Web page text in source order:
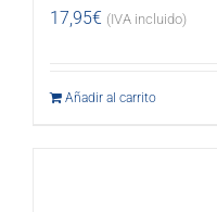
17,95€ (IVA incluido)
Añadir al carrito